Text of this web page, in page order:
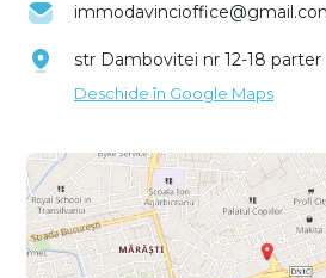
str Dambovitei nr 12-18 parter
Deschide în Google Maps